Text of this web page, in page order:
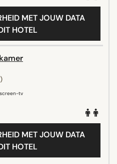
MET JOUW DATA
HOTEL
tv
MET JOUW DATA
HOTEL